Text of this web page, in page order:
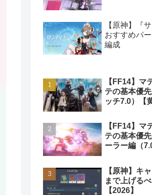
【原神】『
おすすめパ
編成
【FF14】マ
テの基本優
ッチ7.0）【
【FF14】マ
テの基本優
ーラー編（
【原神】キ
まで上げる
【2026】